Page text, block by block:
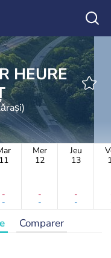
HEURE
11
-
-
Mer
12
-
-
Jeu
13
-
-
Comparer